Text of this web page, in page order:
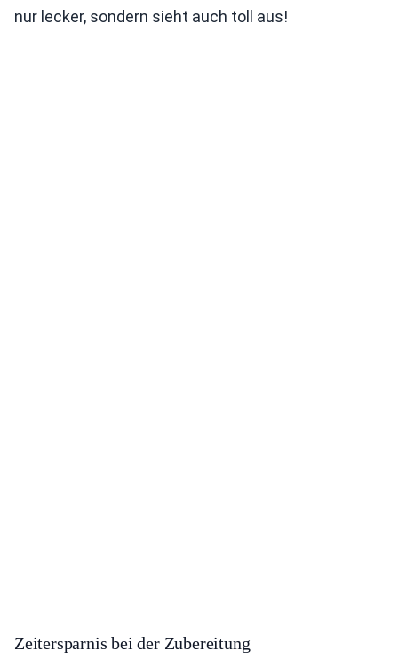
nur lecker, sondern sieht auch toll aus!
Zeitersparnis bei der Zubereitung